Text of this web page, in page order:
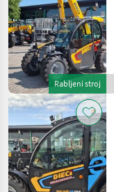
Rabljeni stroj